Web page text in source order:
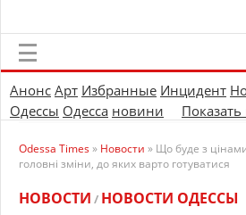
Анонс Арт Избранные Инцидент
Одессы Одесса новини Показать
Odessa Times» Новости » Що буде з
головні зміни, до яких варто готуватися
НОВОСТИ / НОВОСТИ ОДЕССЫ